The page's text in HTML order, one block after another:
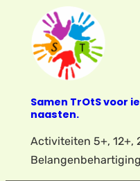
inhoud
Samen TrOtS voor
naasten.
Activiteiten 5+, 12+,